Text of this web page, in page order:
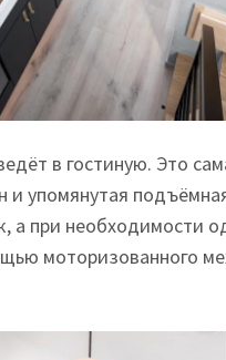
в гостиную. Это
и упомянутая
а при необходимости
моторизованного